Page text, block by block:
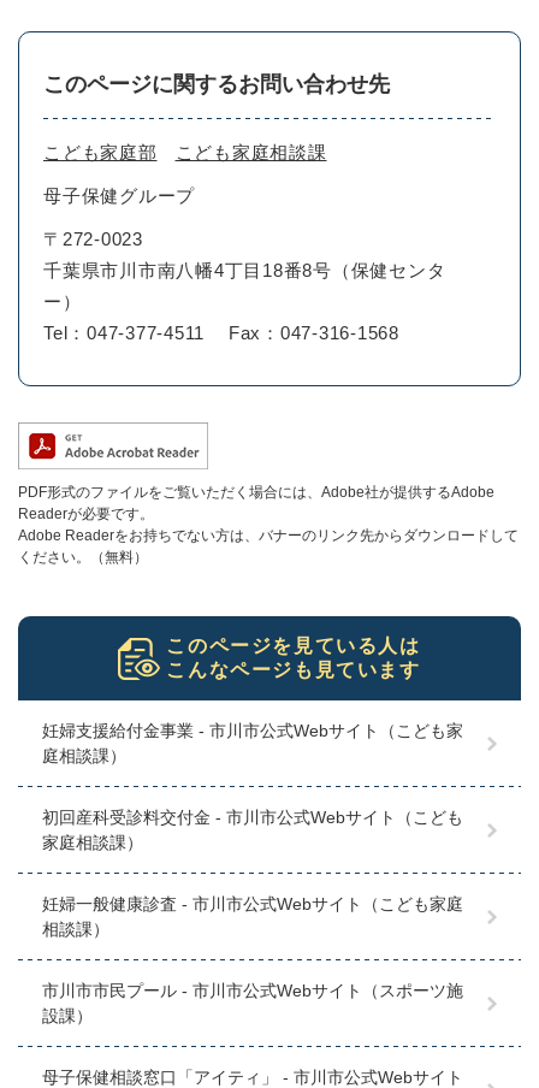
このページに関するお問い合わせ先
こども家庭部 こども家庭相談課
母子保健グループ
〒272-0023
千葉県市川市南八幡4丁目18番8号（保健センタ
ー）
Tel：047-377-4511
Fax：047-316-1568
PDF形式のファイルをご覧いただく場合には、Adobe社が提供するAdobe
Readerが必要です。
Adobe Readerをお持ちでない方は、バナーのリンク先からダウンロードして
ください。（無料）
このページを見ている人は
こんなページも見ています
妊婦支援給付金事業 - 市川市公式Webサイト（こども家
庭相談課）
初回産科受診料交付金 - 市川市公式Webサイト（こども
家庭相談課）
妊婦一般健康診査 - 市川市公式Webサイト（こども家庭
相談課）
市川市市民プール - 市川市公式Webサイト（スポーツ施
設課）
母子保健相談窓口「アイティ」 - 市川市公式Webサイト